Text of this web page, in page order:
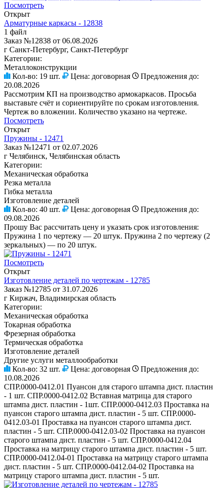
Посмотреть
Открыт
Арматурные каркасы - 12838
1 файл
Заказ №12838 от 06.08.2026
г Санкт-Петербург, Санкт-Петербург
Категории:
Металлоконструкции
Кол-во: 19 шт. Цена: договорная
Предложения до:
20.08.2026
Рассмотрим КП на производство армокаркасов. Просьба
выставьте счёт и сориентируйте по срокам изготовления.
Чертеж во вложении. Количество указано на чертеже.
Посмотреть
Открыт
Пружины - 12471
Заказ №12471 от 02.07.2026
г Челябинск, Челябинская область
Категории:
Механическая обработка
Резка металла
Гибка металла
Изготовление деталей
Кол-во: 40 шт. Цена: договорная
Предложения до:
09.08.2026
Прошу Вас рассчитать цену и указать срок изготовления:
Пружина 1 по чертежу — 20 штук. Пружина 2 по чертежу (2
зеркальных) — по 20 штук.
Посмотреть
Открыт
Изготовление деталей по чертежам - 12785
Заказ №12785 от 31.07.2026
г Киржач, Владимирская область
Категории:
Механическая обработка
Токарная обработка
Фрезерная обработка
Термическая обработка
Изготовление деталей
Другие услуги металлообработки
Кол-во: 32 шт. Цена: договорная
Предложения до:
10.08.2026
СПР.0000-0412.01 Пуансон для старого штампа дист. пластин
- 1 шт. СПР.0000-0412.02 Вставная матрица для старого
штампа дист. пластин - 1шт. СПР.0000-0412.03 Проставка на
пуансон старого штампа дист. пластин - 5 шт. СПР.0000-
0412.03-01 Проставка на пуансон старого штампа дист.
пластин - 5 шт. СПР.0000-0412.03-02 Проставка на пуансон
старого штампа дист. пластин - 5 шт. СПР.0000-0412.04
Проставка на матрицу старого штампа дист. пластин - 5 шт.
СПР.0000-0412.04-01 Проставка на матрицу старого штампа
дист. пластин - 5 шт. СПР.0000-0412.04-02 Проставка на
матрицу старого штампа дист. пластин - 5 шт.